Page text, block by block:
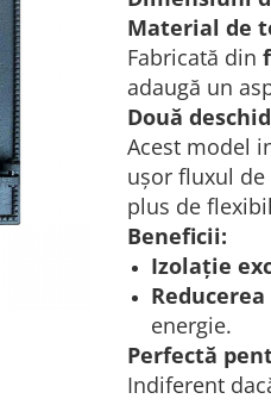
Material de
Fabricată din
adaugă un
Două
Acest model
ușor fluxul
plus de
Beneficii:
Izolație
energie.
Perfectă
Indiferent